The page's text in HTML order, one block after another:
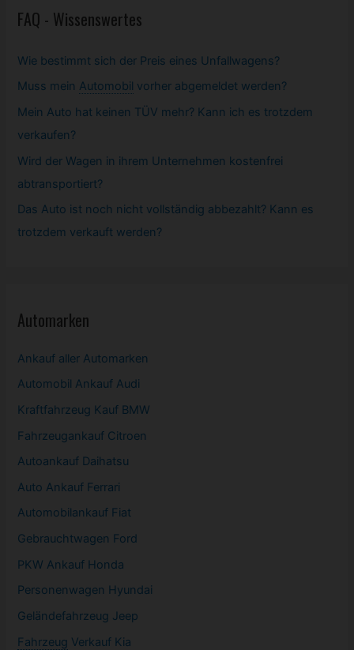
FAQ - Wissenswertes
Wie bestimmt sich der Preis eines Unfallwagens?
Muss mein Automobil vorher abgemeldet werden?
Mein Auto hat keinen TÜV mehr? Kann ich es trotzdem
verkaufen?
Wird der Wagen in ihrem Unternehmen kostenfrei
abtransportiert?
Das Auto ist noch nicht vollständig abbezahlt? Kann es
trotzdem verkauft werden?
Automarken
Ankauf aller Automarken
Automobil Ankauf Audi
Kraftfahrzeug Kauf BMW
Fahrzeugankauf Citroen
Autoankauf Daihatsu
Auto Ankauf Ferrari
Automobilankauf Fiat
Gebrauchtwagen Ford
PKW Ankauf Honda
Personenwagen Hyundai
Geländefahrzeug Jeep
Fahrzeug Verkauf Kia